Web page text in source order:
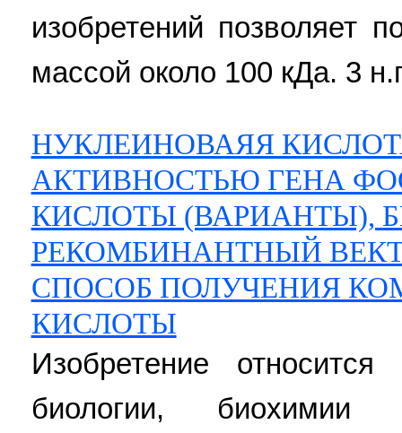
изобретений позволяет
массой около 100 кДа. 3
НУКЛЕИНОВАЯЯ
АКТИВНОСТЬЮ ГЕНА
КИСЛОТЫ (ВАРИАНТЫ),
РЕКОМБИНАНТНЫЙ
СПОСОБ ПОЛУЧЕНИЯ
КИСЛОТЫ
Изобретение
биологии,